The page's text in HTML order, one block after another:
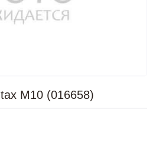
M10 (016658)